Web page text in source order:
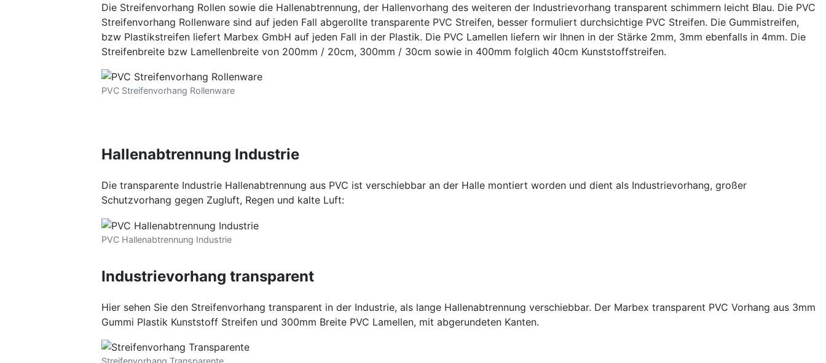
Die Streifenvorhang Rollen sowie die Hallenabtrennung, der Hallenvorhang des weiteren der Industrievorhang transparent schimmern leicht Blau. Die PVC
Streifenvorhang Rollenware sind auf jeden Fall abgerollte transparente PVC Streifen, besser formuliert durchsichtige PVC Streifen. Die Gummistreifen,
bzw Plastikstreifen liefert Marbex GmbH auf jeden Fall in der Plastik. Die PVC Lamellen liefern wir Ihnen in der Stärke 2mm, 3mm ebenfalls in 4mm. Die
Streifenbreite bzw Lamellenbreite von 200mm / 20cm, 300mm / 30cm sowie in 400mm folglich 40cm Kunststoffstreifen.
PVC Streifenvorhang Rollenware
Hallenabtrennung Industrie
Die transparente Industrie Hallenabtrennung aus PVC ist verschiebbar an der Halle montiert worden und dient als Industrievorhang, großer
Schutzvorhang gegen Zugluft, Regen und kalte Luft:
PVC Hallenabtrennung Industrie
Industrievorhang transparent
Hier sehen Sie den Streifenvorhang transparent in der Industrie, als lange Hallenabtrennung verschiebbar. Der Marbex transparent PVC Vorhang aus 3mm
Gummi Plastik Kunststoff Streifen und 300mm Breite PVC Lamellen, mit abgerundeten Kanten.